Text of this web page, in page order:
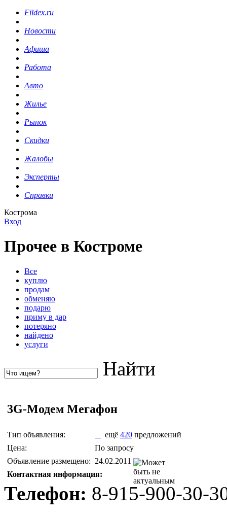
Fildex.ru
Новости
Афиша
Работа
Авто
Жилье
Рынок
Скидки
Жалобы
Эксперты
Справки
Кострома
Вход
Прочее в Костроме
Все
куплю
продам
обменяю
подарю
приму в дар
потеряно
найдено
услуги
Найти
3G-Модем Мегафон
Тип объявления: ещё 420 предложений
Цена:
По запросу
Объявление размещено: 24.02.2011
Контактная информация:
Телефон: 8-915-900-30-